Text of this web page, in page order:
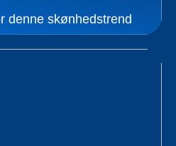
denne skønhedstrend